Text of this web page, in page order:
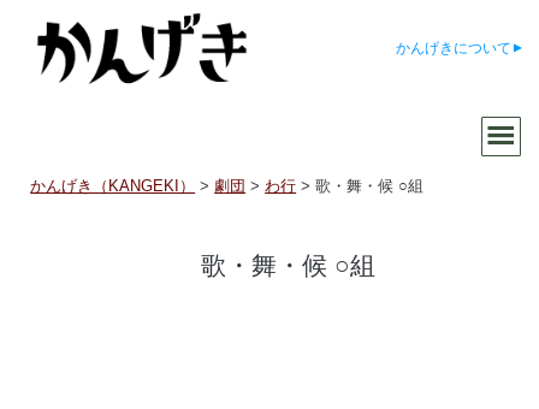
かんげきについて
かんげき（KANGEKI） >劇団 >わ行 >歌・舞・候 ○組
歌・舞・候 ○組